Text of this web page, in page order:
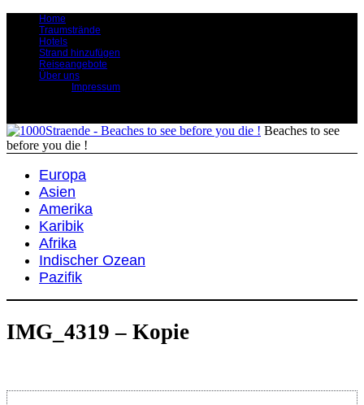
Home
Traumstrände
Hotels
Strand hinzufügen
Reiseangebote
Über uns
Impressum
Beaches to see
before you die !
Europa
Asien
Amerika
Karibik
Afrika
Indischer Ozean
Pazifik
IMG_4319 – Kopie